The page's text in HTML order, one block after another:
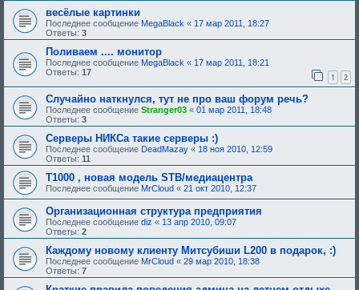
весёлые картинки
Последнее сообщение MegaBlack « 17 мар 2011, 18:27
Ответы: 3
Поливаем .... монитор
Последнее сообщение MegaBlack « 17 мар 2011, 18:21
Ответы: 17 1 2
Случайно наткнулся, тут не про ваш форум речь?
Последнее сообщение Stranger03 « 01 мар 2011, 18:48
Ответы: 3
Серверы НИКСа такие серверы :)
Последнее сообщение DeadMazay « 18 ноя 2010, 12:59
Ответы: 11
Т1000 , новая модель STB/медиацентра
Последнее сообщение MrCloud « 21 окт 2010, 12:37
Организационная структура предприятия
Последнее сообщение diz « 13 апр 2010, 09:07
Ответы: 2
Каждому новому клиенту Митсубиши L200 в подарок, :)
Последнее сообщение MrCloud « 29 мар 2010, 18:38
Ответы: 7